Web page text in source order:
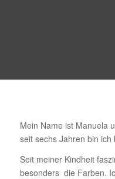
Mein Name ist Manuela
seit sechs Jahren bin ich
Seit meiner Kindheit
besonders die Farben.